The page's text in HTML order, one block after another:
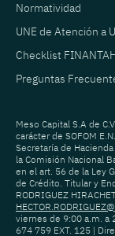
Normatividad
UNE de Atención a
Checklist
Preguntas
Meso Capital S.A de
carácter de SOFOM
Secretaría de
la Comisión Nacional
en el art. 56 de la Ley
de Crédito. Titular y
RODRIGUEZ
viernes de 9:00 a.m. a
674 759 EXT. 125 |